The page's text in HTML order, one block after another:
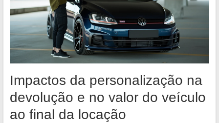
Impactos da personalização na
devolução e no valor do veículo
ao final da locação